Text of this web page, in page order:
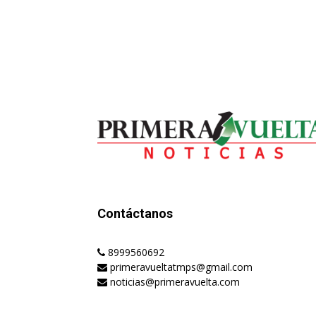
Contáctanos
8999560692
primeravueltatmps@gmail.com
noticias@primeravuelta.com